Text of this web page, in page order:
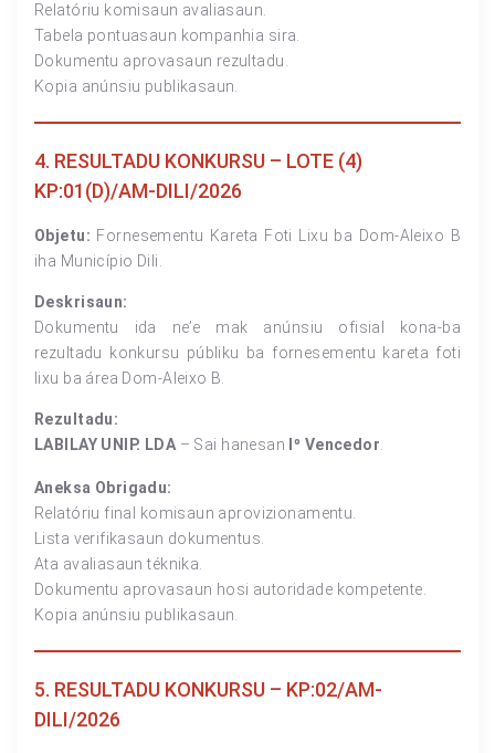
Relatóriu komisaun avaliasaun.
Tabela pontuasaun kompanhia sira.
Dokumentu aprovasaun rezultadu.
Kopia anúnsiu publikasaun.
4. RESULTADU KONKURSU – LOTE (4)
KP:01(D)/AM-DILI/2026
Objetu: Fornesementu Kareta Foti Lixu ba Dom-Aleixo B
iha Município Dili.
Deskrisaun:
Dokumentu ida ne’e mak anúnsiu ofisial kona-ba
rezultadu konkursu públiku ba fornesementu kareta foti
lixu ba área Dom-Aleixo B.
Rezultadu:
LABILAY UNIP. LDA – Sai hanesan Iº Vencedor
Aneksa Obrigadu:
Relatóriu final komisaun aprovizionamentu.
Lista verifikasaun dokumentus.
Ata avaliasaun téknika.
Dokumentu aprovasaun hosi autoridade kompetente.
Kopia anúnsiu publikasaun.
5. RESULTADU KONKURSU – KP:02/AM-
DILI/2026